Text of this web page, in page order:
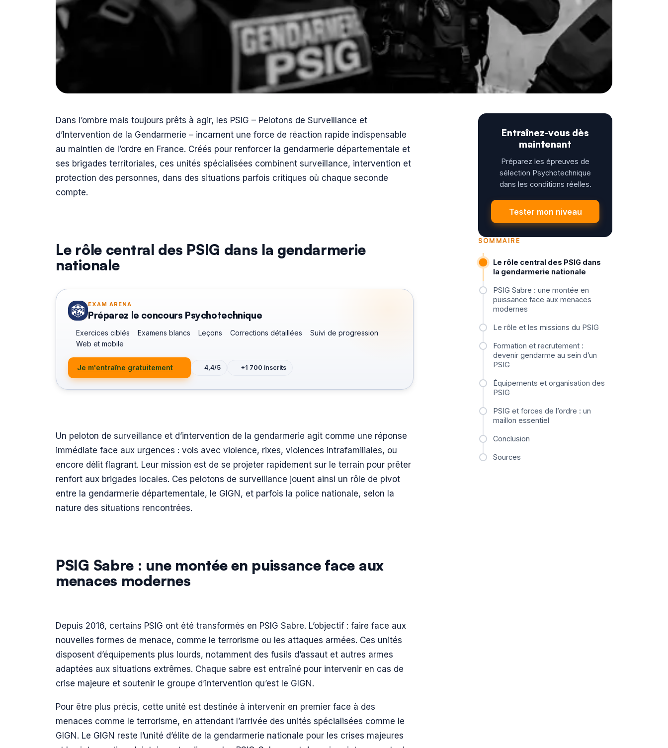
Dans l’ombre mais toujours prêts à agir, les PSIG – Pelotons de Surveillance et
d’Intervention de la Gendarmerie – incarnent une force de réaction rapide indispensable
au maintien de l’ordre en France. Créés pour renforcer la gendarmerie départementale et
ses brigades territoriales, ces unités spécialisées combinent surveillance, intervention et
protection des personnes, dans des situations parfois critiques où chaque seconde
compte.
Le rôle central des PSIG dans la gendarmerie
nationale
EXAM ARENA
Préparez le concours Psychotechnique
Exercices ciblés Examens blancs Leçons Corrections détaillées
Suivi de progression
Web et mobile
Je m'entraîne gratuitement 4,4/5 +1 700 inscrits
Un peloton de surveillance et d’intervention de la gendarmerie agit comme une réponse
immédiate face aux urgences : vols avec violence, rixes, violences intrafamiliales, ou
encore délit flagrant. Leur mission est de se projeter rapidement sur le terrain pour prêter
renfort aux brigades locales. Ces pelotons de surveillance jouent ainsi un rôle de pivot
entre la gendarmerie départementale, le GIGN, et parfois la police nationale, selon la
nature des situations rencontrées.
PSIG Sabre : une montée en puissance face aux
menaces modernes
Depuis 2016, certains PSIG ont été transformés en PSIG Sabre. L’objectif : faire face aux
nouvelles formes de menace, comme le terrorisme ou les attaques armées. Ces unités
disposent d’équipements plus lourds, notamment des fusils d’assaut et autres armes
adaptées aux situations extrêmes. Chaque sabre est entraîné pour intervenir en cas de
crise majeure et soutenir le groupe d’intervention qu’est le GIGN.
Pour être plus précis, cette unité est destinée à intervenir en premier face à des
menaces comme le terrorisme, en attendant l’arrivée des unités spécialisées comme le
GIGN. Le GIGN reste l’unité d’élite de la gendarmerie nationale pour les crises majeures
Entraînez-vous dès
maintenant
Préparez les épreuves de
sélection Psychotechnique
dans les conditions réelles.
Tester mon niveau
SOMMAIRE
Le rôle central des PSIG dans
la gendarmerie nationale
PSIG Sabre : une montée en
puissance face aux menaces
modernes
Le rôle et les missions du PSIG
Formation et recrutement :
devenir gendarme au sein d’un
PSIG
Équipements et organisation des
PSIG
PSIG et forces de l’ordre : un
maillon essentiel
Conclusion
Sources